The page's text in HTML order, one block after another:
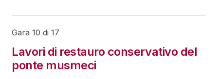
Gara 10 di 17
Lavori di restauro conservativo del
ponte musmeci